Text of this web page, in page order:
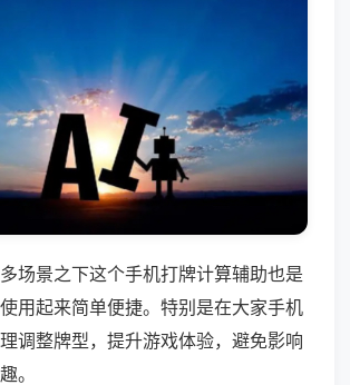
场景之下这个手机打牌计算辅助也是
用起来简单便捷。特别是在大家手机
调整牌型，提升游戏体验，避免影响
。